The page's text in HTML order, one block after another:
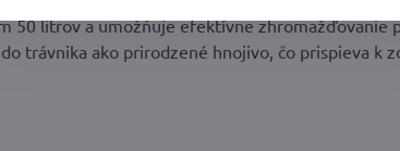
50 litrov a umožňuje efektívne zhromažďovanie
trávnika ako prirodzené hnojivo, čo prispieva k